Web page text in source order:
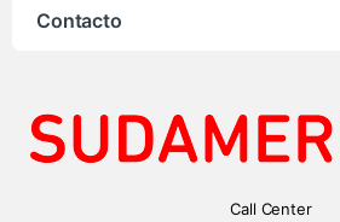
Contacto
Call Center